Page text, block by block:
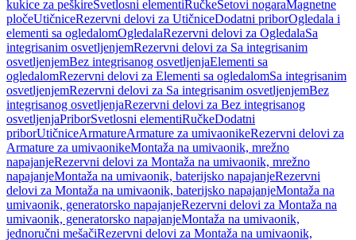
kukice za peškireSvetlosni elementiRučkeSetovi nogaraMagnetne
pločeUtičniceRezervni delovi za UtičniceDodatni priborOgledala i
elementi sa ogledalomOgledalaRezervni delovi za OgledalaSa
integrisanim osvetljenjemRezervni delovi za Sa integrisanim
osvetljenjemBez integrisanog osvetljenjaElementi sa
ogledalomRezervni delovi za Elementi sa ogledalomSa integrisanim
osvetljenjemRezervni delovi za Sa integrisanim osvetljenjemBez
integrisanog osvetljenjaRezervni delovi za Bez integrisanog
osvetljenjaPriborSvetlosni elementiRučkeDodatni
priborUtičniceArmatureArmature za umivaonikeRezervni delovi za
Armature za umivaonikeMontaža na umivaonik, mrežno
napajanjeRezervni delovi za Montaža na umivaonik, mrežno
napajanjeMontaža na umivaonik, baterijsko napajanjeRezervni
delovi za Montaža na umivaonik, baterijsko napajanjeMontaža na
umivaonik, generatorsko napajanjeRezervni delovi za Montaža na
umivaonik, generatorsko napajanjeMontaža na umivaonik,
jednoručni mešačiRezervni delovi za Montaža na umivaonik,